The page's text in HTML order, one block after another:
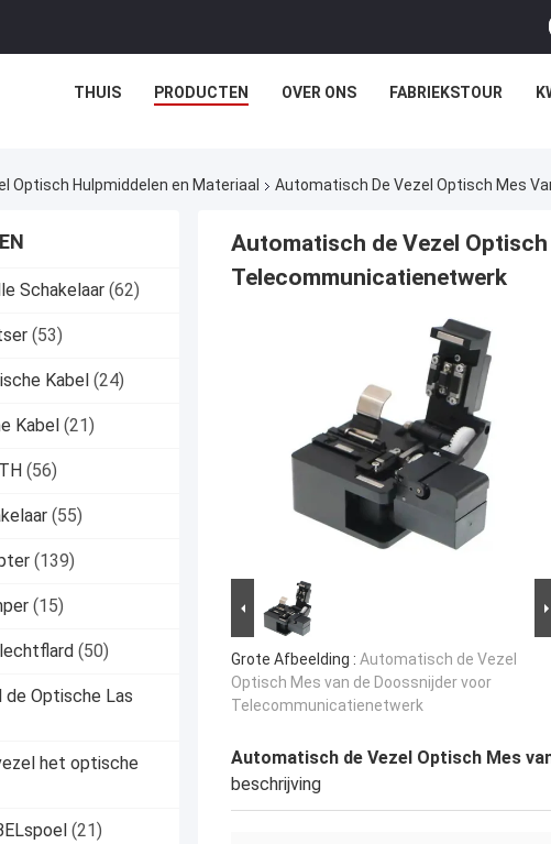
THUIS PRODUCTEN OVER ONS FABRIEKSTOUR
Optisch Hulpmiddelen en Materiaal Automatisch De Vezel Optisch Mes
Schakelaar (62)
(53)
Kabel (24)
Kabel (21)
(56)
(55)
(139)
(15)
(50)
de Optische Las
het optische
(21)
Automatisch de Vezel
Telecommunicatienetwerk
Grote Afbeelding : Automatisch de Vezel
Optisch Mes van de Doossnijder voor
Telecommunicatienetwerk
Automatisch de Vezel Optisch Mes
beschrijving